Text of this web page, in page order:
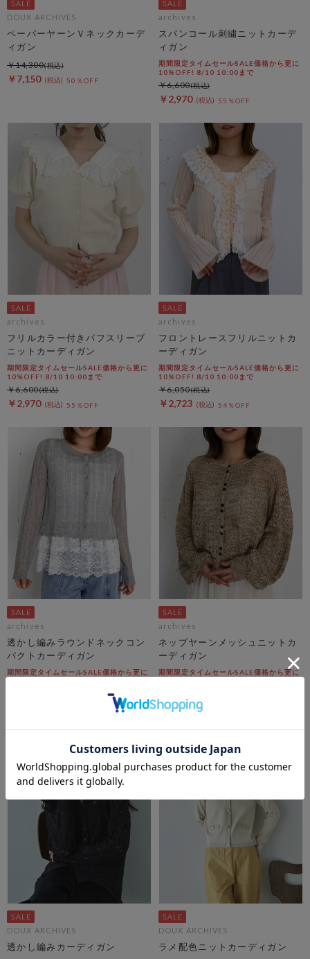
DOUX ARCHIVES
ペーパーヤーンＶネックカーデ
ィガン
￥7,150 50％OFF
￥14,300
archives
スパンコール刺繍ニットカーデ
ィガン
期間限定タイムセールSALE価格から更に
10%OFF! 8/10 10:00まで
￥2,970 55％OFF
￥6,600
archives
フリルカラー付きパフスリーブ
ニットカーディガン
期間限定タイムセールSALE価格から更に
10%OFF! 8/10 10:00まで
￥2,970 55％OFF
￥6,600
archives
フロントレースフリルニットカ
ーディガン
期間限定タイムセールSALE価格から更に
10%OFF! 8/10 10:00まで
￥2,723 54％OFF
￥6,050
archives
透かし編みラウンドネックコン
パクトカーディガン
期間限定タイムセールSALE価格から更に
archives
ネップヤーンメッシュニットカ
ーディガン
期間限定タイムセールSALE価格から更に
￥2,475
DOUX ARCHIVES
透かし編みカーディガン
DOUX ARCHIVES
ラメ配色ニットカーディガン